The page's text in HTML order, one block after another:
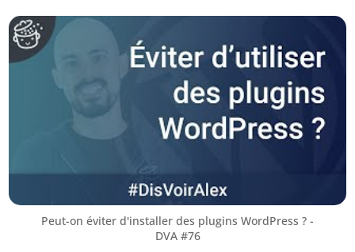
Peut-on éviter d'installer des plugins WordPress ? -
DVA #76